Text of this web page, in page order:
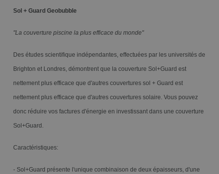
Sol + Guard Geobubble
"La couverture piscine la plus efficace du monde"
Des études scientifique indépendantes, effectuées par les universités de
Brighton et Londres, démontrent que la couverture Sol+Guard est
nettement plus efficace que d'autres couvertures sol + Guard est
nettement plus efficace que d'autres couvertures solaire. Vous pouvez
donc réduire vos factures d'énergie en investissant dans une couverture
Sol+Guard.
Caractéristiques:
- Sol+Guard présente l'unique combinaison de deux épaisseurs, d'une